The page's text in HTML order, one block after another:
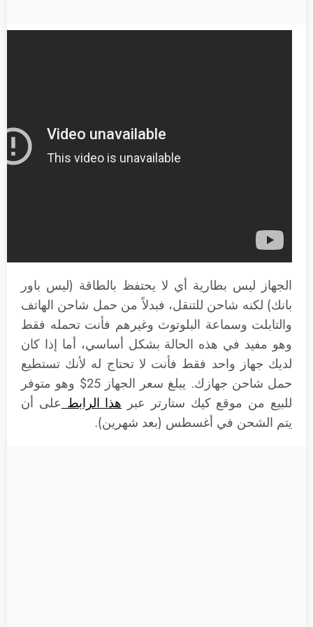
الجهاز ليس بطارية أي لا يحتفظ بالطاقة (ليس باور
بانك) لكنه شاحن للتنقل، فبدلاً من حمل شاحن الهاتف
والتابلت وسماعة البلوتوث وغيرهم فأنت تحمله فقط
وهو مفيد في هذه الحالة بشكل أساسي، أما إذا كان
لديك جهاز واحد فقط فأنت لا تحتاج له لأنك تستطيع
حمل شاحن جهازك. يبلغ سعر الجهاز 25$ وهو متوفر
للبيع من موقع كيك ستارتر عبر هذا الرابط على أن
يتم الشحن في أغسطس (بعد شهرين).